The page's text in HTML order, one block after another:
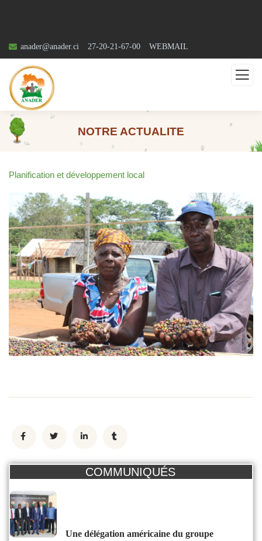
anader@anader.ci 27-20-21-67-00 WEBMAIL
NOTRE ACTUALITE
Planification et développement local
COMMUNIQUÉS
une délégation américaine du groupe